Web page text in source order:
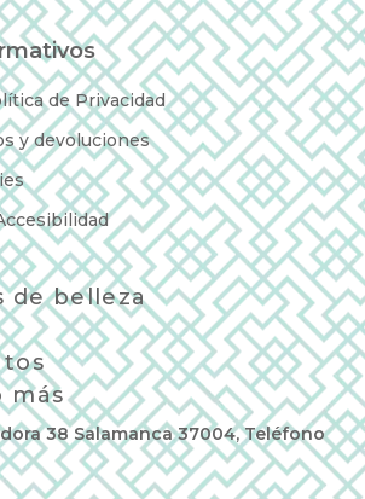
de Privacidad
y devoluciones
de belleza
más
38 Salamanca 37004, Teléfono